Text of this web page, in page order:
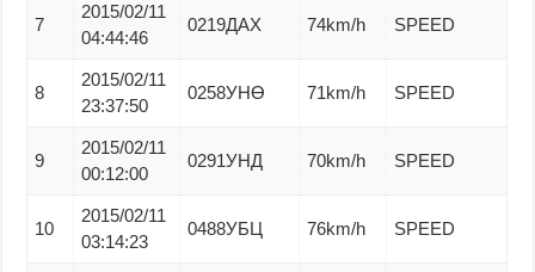
7
2015/02/11
04:44:46
0219ДАХ 74km/h SPEED
8
2015/02/11
23:37:50
0258УНӨ 71km/h SPEED
9
2015/02/11
00:12:00
0291УНД 70km/h SPEED
10
2015/02/11
03:14:23
0488УБЦ 76km/h SPEED